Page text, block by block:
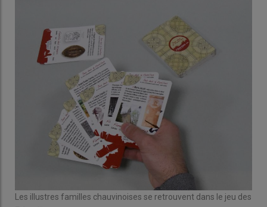
Les illustres familles chauvinoises se retrouvent dans le jeu des